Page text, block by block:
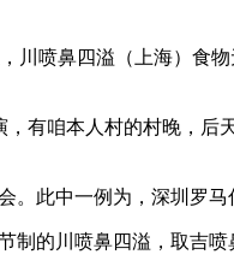
鼻四溢（上海）食物
咱本人村的村晚，后
此中一例为，深圳罗马
制的川喷鼻四溢，取吉